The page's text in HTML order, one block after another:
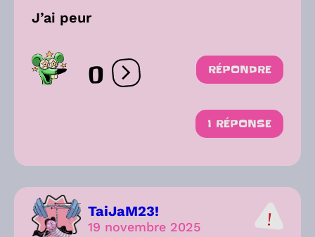
J’ai peur
0 Ouvrir les réactions
RÉPONDRE
1 RÉPONSE
TaiJaM23!
19 novembre 2025